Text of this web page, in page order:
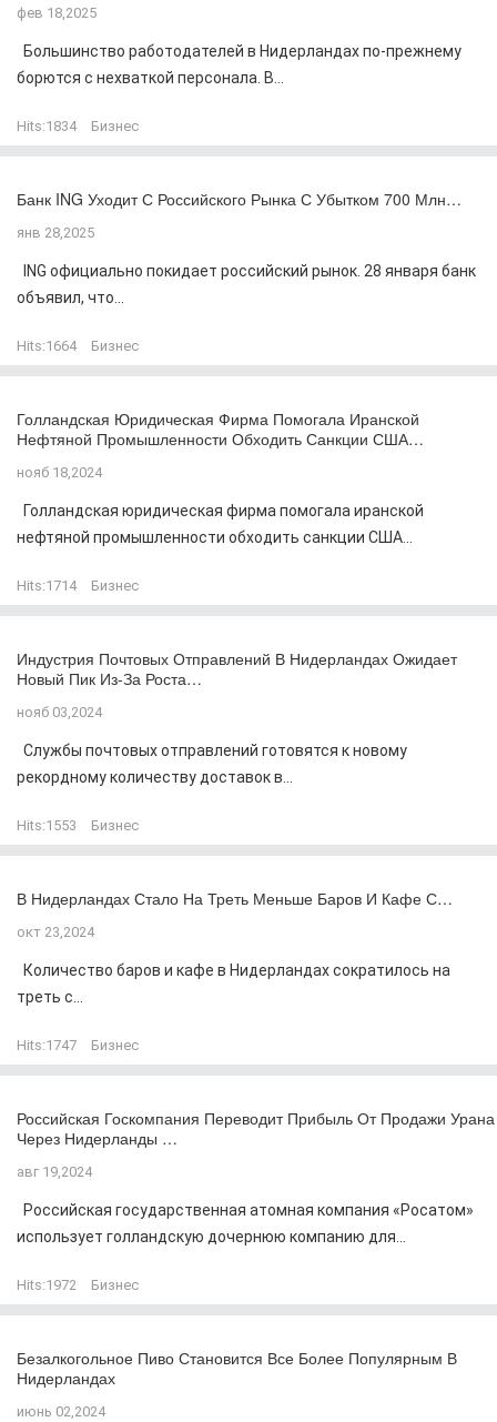
фев 18,2025
Большинство работодателей в Нидерландах по-прежнему
борются с нехваткой персонала. В...
Hits:1834 Бизнес
Банк ING Уходит С Российского Рынка С Убытком 700 Млн…
янв 28,2025
ING официально покидает российский рынок. 28 января банк
объявил, что...
Hits:1664 Бизнес
Голландская Юридическая Фирма Помогала Иранской
Нефтяной Промышленности Обходить Санкции США…
нояб 18,2024
Голландская юридическая фирма помогала иранской
нефтяной промышленности обходить санкции США...
Hits:1714 Бизнес
Индустрия Почтовых Отправлений В Нидерландах Ожидает
Новый Пик Из-За Роста…
нояб 03,2024
Службы почтовых отправлений готовятся к новому
рекордному количеству доставок в...
Hits:1553 Бизнес
В Нидерландах Стало На Треть Меньше Баров И Кафе С…
окт 23,2024
Количество баров и кафе в Нидерландах сократилось на
треть с...
Hits:1747 Бизнес
Российская Госкомпания Переводит Прибыль От Продажи Урана
Через Нидерланды …
авг 19,2024
Российская государственная атомная компания «Росатом»
использует голландскую дочернюю компанию для...
Hits:1972 Бизнес
Безалкогольное Пиво Становится Все Более Популярным В
Нидерландах
июнь 02,2024